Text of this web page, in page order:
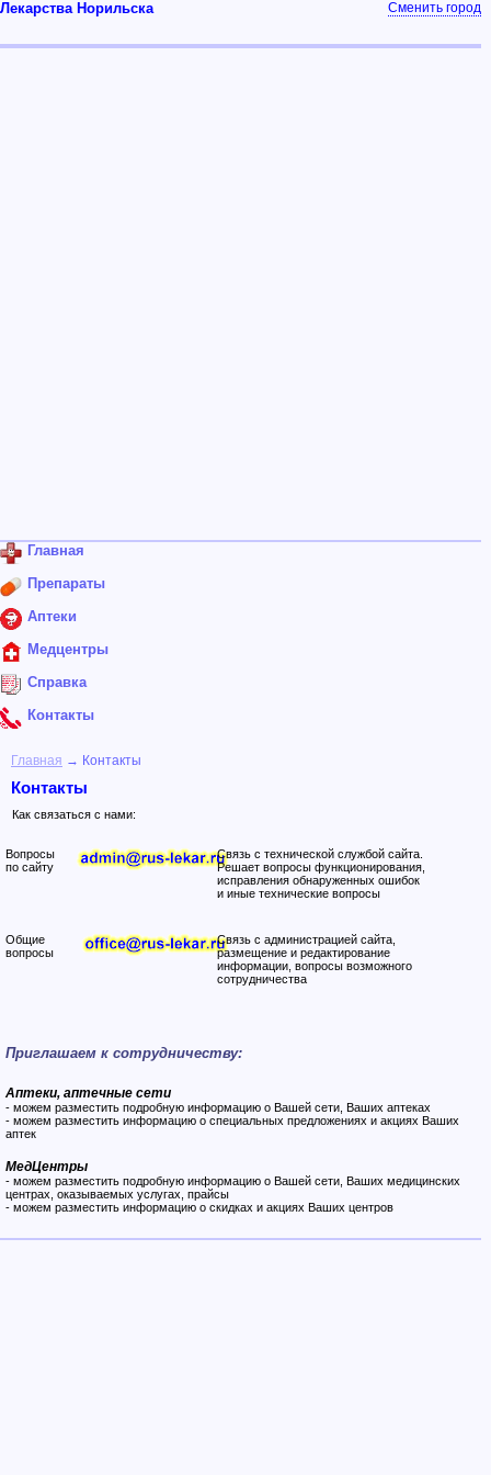
Лекарства Норильска Сменить город
Главная
Препараты
Аптеки
Медцентры
Справка
Контакты
Главная → Контакты
Контакты
Как связаться с нами:
Вопросы
по сайту
Связь с технической службой сайта.
Решает вопросы функционирования,
исправления обнаруженных ошибок
и иные технические вопросы
Общие
вопросы
Связь с администрацией сайта,
размещение и редактирование
информации, вопросы возможного
сотрудничества
Приглашаем к сотрудничеству:
Аптеки, аптечные сети
- можем разместить подробную информацию о Вашей сети, Ваших аптеках
- можем разместить информацию о специальных предложениях и акциях Ваших
аптек
МедЦентры
- можем разместить подробную информацию о Вашей сети, Ваших медицинских
центрах, оказываемых услугах, прайсы
- можем разместить информацию о скидках и акциях Ваших центров